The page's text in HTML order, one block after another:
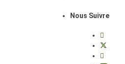
Nous Suivre